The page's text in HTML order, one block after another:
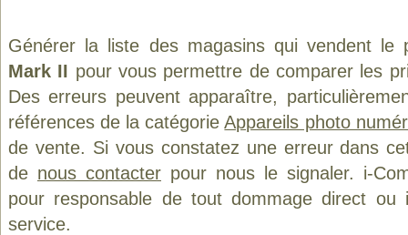
Générer la liste des magasins qui vendent le
Mark II pour vous permettre de comparer les
Des erreurs peuvent apparaître,
références de la catégorieAppareils photo
de vente. Si vous constatez une erreur dans
de nous contacter pour nous le signaler. i-
pour responsable de tout dommage direct
service.